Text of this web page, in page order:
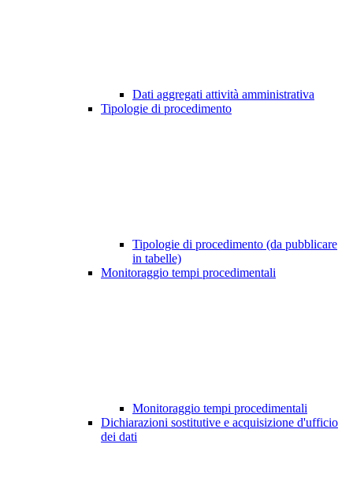
Dati aggregati attività amministrativa
Tipologie di procedimento
Tipologie di procedimento (da pubblicare
in tabelle)
Monitoraggio tempi procedimentali
Monitoraggio tempi procedimentali
Dichiarazioni sostitutive e acquisizione d'ufficio
dei dati